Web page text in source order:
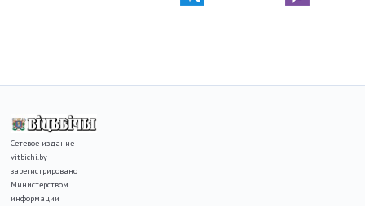
Сетевое издание
vitbichi.by
зарегистрировано
Министерством
информации